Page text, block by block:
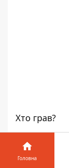
Хто грав?
Головна